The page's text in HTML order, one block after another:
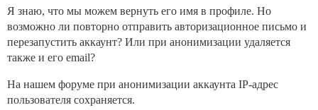
Я знаю, что мы можем вернуть его имя в профиле. Но
возможно ли повторно отправить авторизационное письмо и
перезапустить аккаунт? Или при анонимизации удаляется
также и его email?
На нашем форуме при анонимизации аккаунта IP-адрес
пользователя сохраняется.